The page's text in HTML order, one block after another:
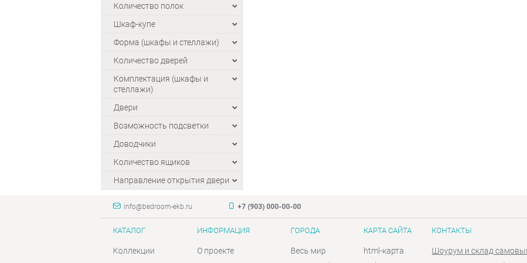
Количество полок
Шкаф-купе
Форма (шкафы и стеллажи)
Количество дверей
Комплектация (шкафы и
стеллажи)
Двери
Возможность подсветки
Доводчики
Количество ящиков
Направление открытия двери
info@bedroom-ekb.ru +7 (903) 000-00-00
КАТАЛОГ
Коллекции
ИНФОРМАЦИЯ
О проекте
ГОРОДА
Весь мир
КАРТА САЙТА
html-карта
КОНТАКТЫ
Шоурум и склад